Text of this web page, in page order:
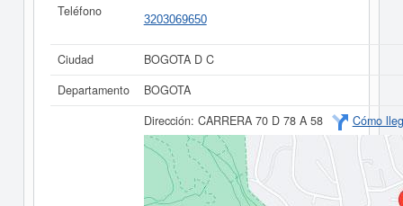
Teléfono
3203069650
Ciudad
BOGOTA D C
Departamento
BOGOTA
Dirección: CARRERA 70 D 78 A 58 Cómo